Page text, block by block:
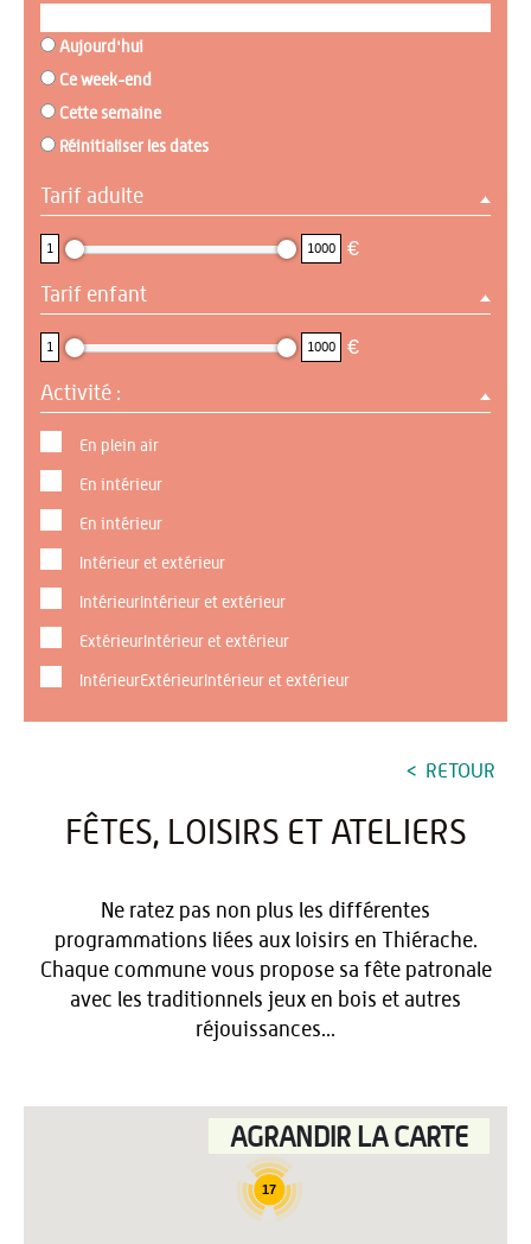
Aujourd'hui
Ce week-end
Cette semaine
Réinitialiser les dates
Tarif adulte
1 1000 €
Tarif enfant
1 1000 €
Activité :
En plein air
En intérieur
En intérieur
Intérieur et extérieur
IntérieurIntérieur et extérieur
ExtérieurIntérieur et extérieur
IntérieurExtérieurIntérieur et extérieur
RETOUR
FÊTES, LOISIRS ET ATELIERS
Ne ratez pas non plus les différentes
programmations liées aux loisirs en Thiérache.
Chaque commune vous propose sa fête patronale
avec les traditionnels jeux en bois et autres
réjouissances...
17
AGRANDIR LA CARTE